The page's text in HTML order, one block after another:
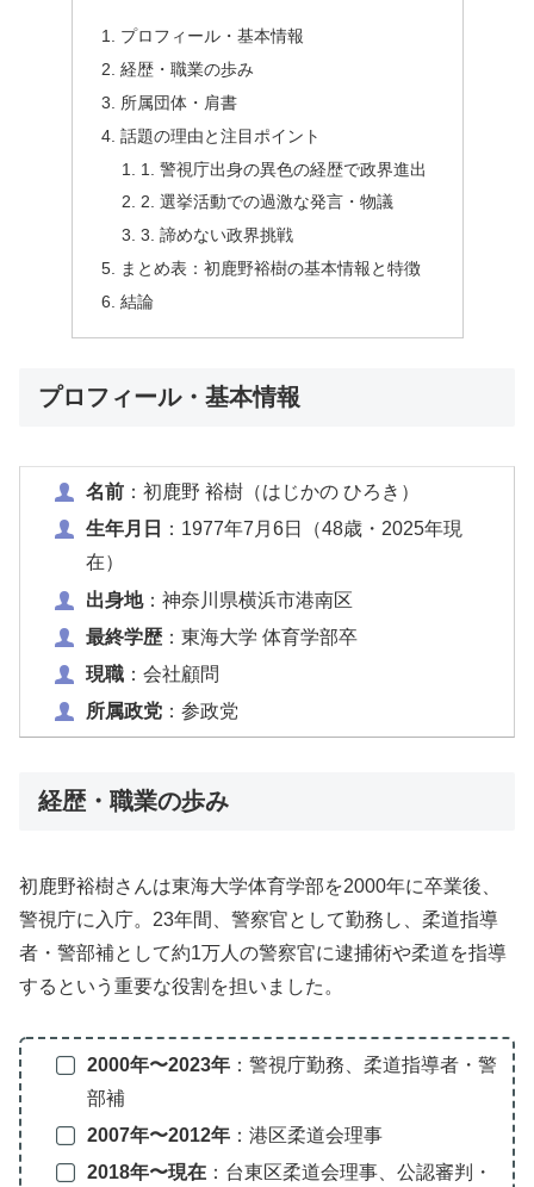
プロフィール・基本情報
経歴・職業の歩み
所属団体・肩書
話題の理由と注目ポイント
1. 警視庁出身の異色の経歴で政界進出
2. 選挙活動での過激な発言・物議
3. 諦めない政界挑戦
まとめ表：初鹿野裕樹の基本情報と特徴
結論
プロフィール・基本情報
名前：初鹿野 裕樹（はじかの ひろき）
生年月日
：1977年7月6日（48歳・2025年現
在）
出身地：神奈川県横浜市港南区
最終学歴：東海大学 体育学部卒
現職：会社顧問
所属政党：参政党
経歴・職業の歩み
初鹿野裕樹さんは東海大学体育学部を2000年に卒業後、
警視庁に入庁。23年間、警察官として勤務し、柔道指導
者・警部補として約1万人の警察官に逮捕術や柔道を指導
するという重要な役割を担いました。
2000年〜2023年：警視庁勤務、柔道指導者・警
部補
2007年〜2012年：港区柔道会理事
2018年〜現在：台東区柔道会理事、公認審判・